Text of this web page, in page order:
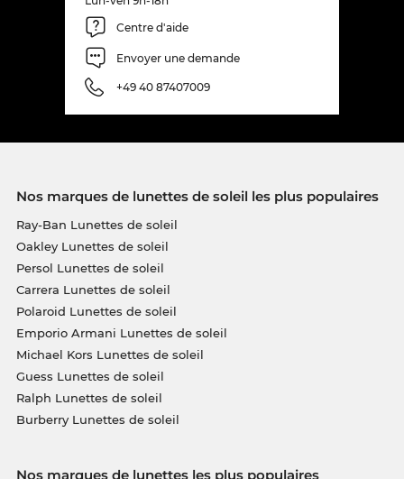
Centre d'aide
Envoyer une demande
+49 40 87407009
Nos marques de lunettes de soleil les plus populaires
Ray-Ban Lunettes de soleil
Oakley Lunettes de soleil
Persol Lunettes de soleil
Carrera Lunettes de soleil
Polaroid Lunettes de soleil
Emporio Armani Lunettes de soleil
Michael Kors Lunettes de soleil
Guess Lunettes de soleil
Ralph Lunettes de soleil
Burberry Lunettes de soleil
Nos marques de lunettes les plus populaires